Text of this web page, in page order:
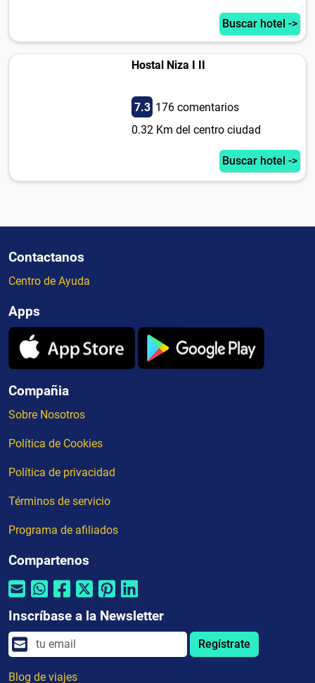
Buscar hotel ->
Hostal Niza I II
7.3 176 comentarios
0.32 Km del centro ciudad
Buscar hotel ->
Contactanos
Centro de Ayuda
Apps
Compañia
Sobre Nosotros
Política de Cookies
Política de privacidad
Términos de servicio
Programa de afiliados
Compartenos
Inscríbase a la Newsletter
Regístrate
Blog de viajes